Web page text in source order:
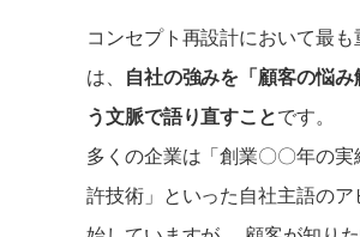
コンセプト再設計において最も
は、
自社の強みを「顧客の悩
う文脈で語り直すことです。
多くの企業は「創業〇〇年の実
許技術」といった自社主語のア